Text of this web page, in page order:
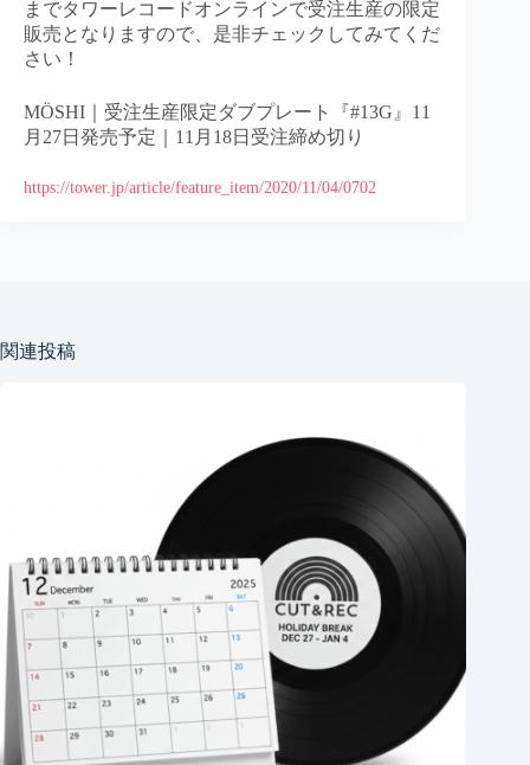
までタワーレコードオンラインで受注生産の限定
販売となりますので、是非チェックしてみてくだ
さい！
MÖSHI｜受注生産限定ダブプレート『#13G』11
月27日発売予定｜11月18日受注締め切り
https://tower.jp/article/feature_item/2020/11/04/0702
関連投稿